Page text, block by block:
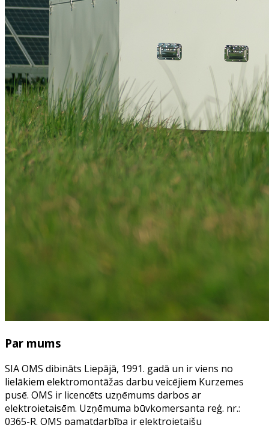
Par mums
SIA OMS dibināts Liepājā, 1991. gadā un ir viens no
lielākiem elektromontāžas darbu veicējiem Kurzemes
pusē. OMS ir licencēts uzņēmums darbos ar
elektroietaisēm. Uzņēmuma būvkomersanta reģ. nr.:
0365-R. OMS pamatdarbība ir elektroietaišu